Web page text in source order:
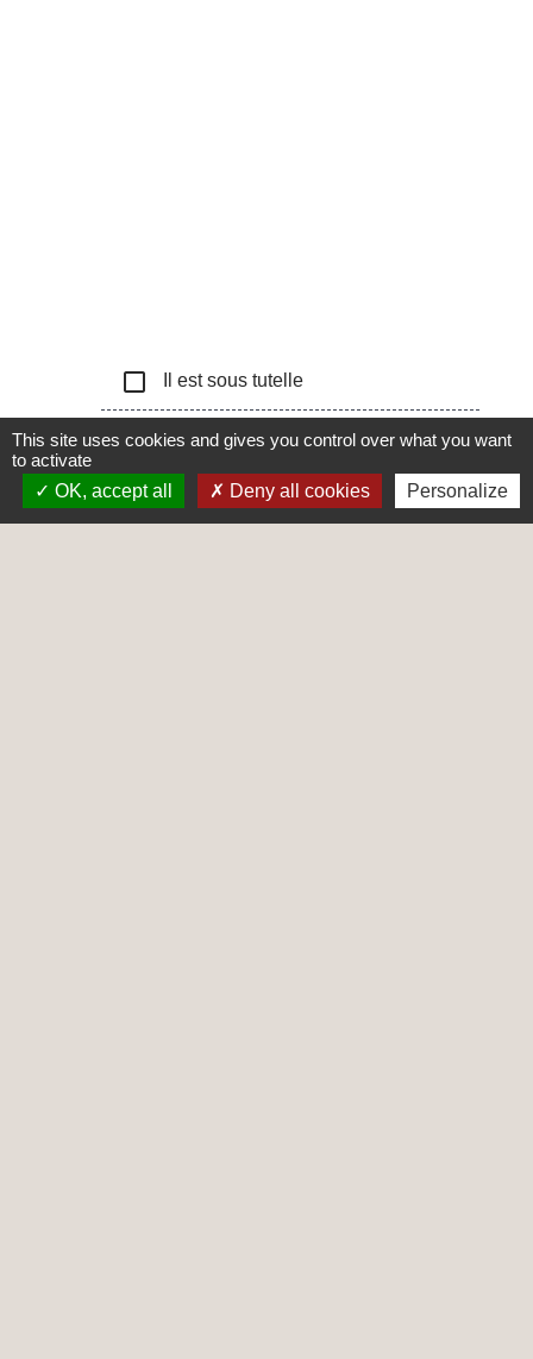
check_box_outline_blank Il est sous tutelle
check_box_outline_blank Il est sous curatelle
check_box_outline_blank Il est sous sauvegarde de justice
This site uses cookies and gives you control over what you want
to activate
OK, accept all
Deny all cookies Personalize